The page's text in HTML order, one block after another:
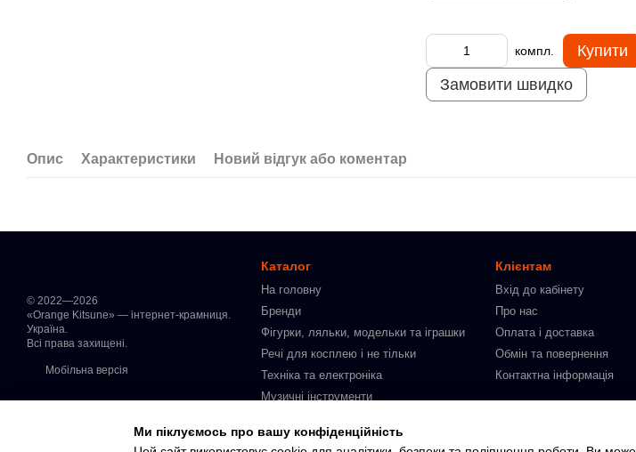
компл.
Купити
Замовити швидко
Опис Характеристики Новий відгук або коментар
© 2022—2026
«Orange Kitsune» — інтернет-крамниця.
Україна.
Всі права захищені.
Мобільна версія
Каталог
На головну
Бренди
Фігурки, ляльки, модельки та іграшки
Речі для косплею і не тільки
Техніка та електроніка
Музичні інструменти
Інтимні товари для дорослих
Клієнтам
Вхід до кабінету
Про нас
Оплата і доставка
Обмін та повернення
Контактна інформація
Ми піклуємось про вашу конфіденційність